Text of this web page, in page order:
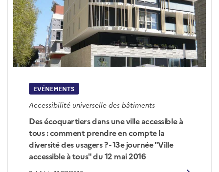
EVÉNEMENTS
Accessibilité universelle des bâtiments
Des écoquartiers dans une ville accessible à
tous : comment prendre en compte la
diversité des usagers ? - 13e journée "Ville
accessible à tous" du 12 mai 2016